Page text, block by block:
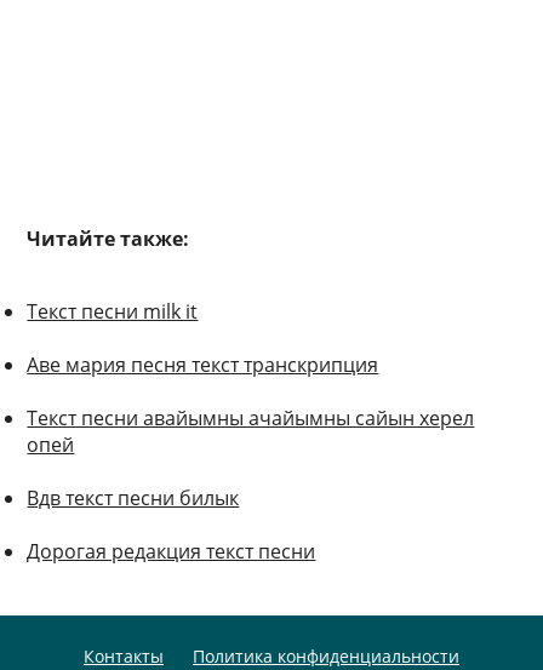
Читайте также:
Текст песни milk it
Аве мария песня текст транскрипция
Текст песни авайымны ачайымны сайын херел
опей
Вдв текст песни билык
Дорогая редакция текст песни
Контакты Политика конфиденциальности